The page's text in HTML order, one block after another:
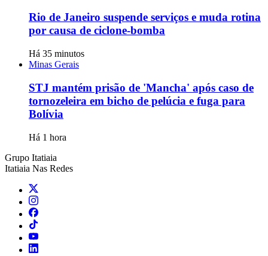
Rio de Janeiro suspende serviços e muda rotina
por causa de ciclone-bomba
Há 35 minutos
Minas Gerais
STJ mantém prisão de 'Mancha' após caso de
tornozeleira em bicho de pelúcia e fuga para
Bolívia
Há 1 hora
Grupo Itatiaia
Itatiaia Nas Redes